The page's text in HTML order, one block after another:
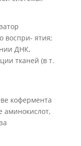
воспри- ятия;
ДНК,
тканей (в т.
кофермента
аминокислот,